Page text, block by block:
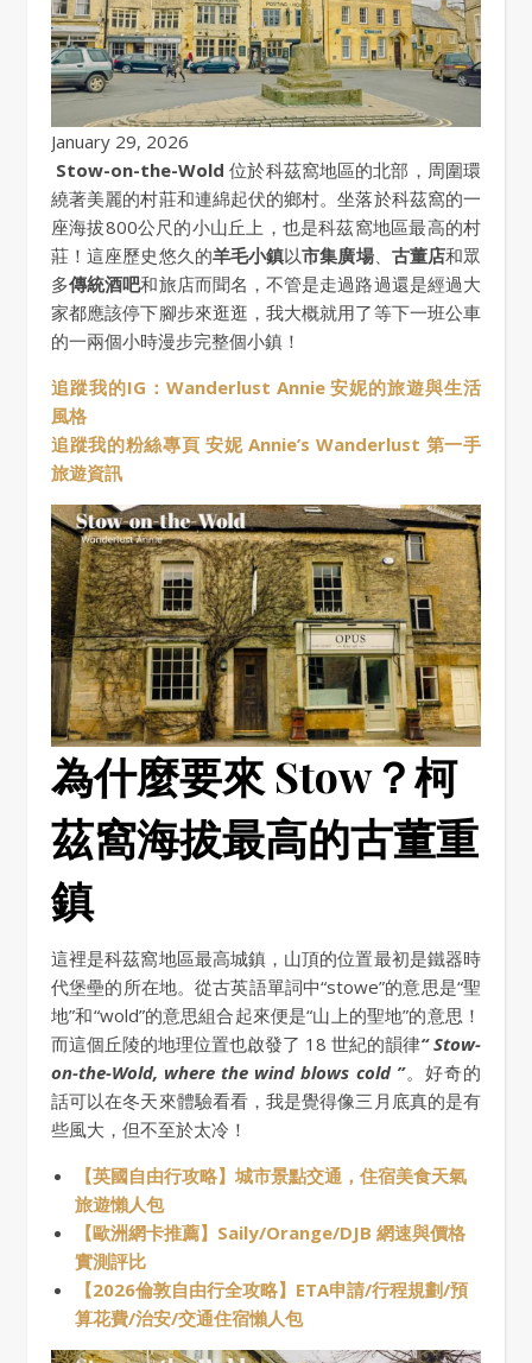
January 29, 2026
Stow-on-the-Wold 位於科茲窩地區的北部，周圍環
繞著美麗的村莊和連綿起伏的鄉村。坐落於科茲窩的一
座海拔800公尺的小山丘上，也是科茲窩地區最高的村
莊！這座歷史悠久的羊毛小鎮以市集廣場、 古董店和眾
多傳統酒吧和旅店而聞名，不管是走過路過還是經過大
家都應該停下腳步來逛逛，我大概就用了等下一班公車
的一兩個小時漫步完整個小鎮！
追蹤我的IG：Wanderlust Annie 安妮的旅遊與生活
風格
追蹤我的粉絲專頁 安妮 Annie’s Wanderlust 第一手
旅遊資訊
為什麼要來 Stow？柯
茲窩海拔最高的古董重
鎮
這裡是科茲窩地區最高城鎮，山頂的位置最初是鐵器時
代堡壘的所在地。從古英語單詞中“stowe”的意思是“聖
地”和“wold”的意思組合起來便是“山上的聖地”的意思！
而這個丘陵的地理位置也啟發了 18 世紀的韻律“ Stow-
on-the-Wold, where the wind blows cold ”。好奇的
話可以在冬天來體驗看看，我是覺得像三月底真的是有
些風大，但不至於太冷！
【英國自由行攻略】城市景點交通，住宿美食天氣
旅遊懶人包
【歐洲網卡推薦】Saily/Orange/DJB 網速與價格
實測評比
【2026倫敦自由行全攻略】ETA申請/行程規劃/預
算花費/治安/交通住宿懶人包